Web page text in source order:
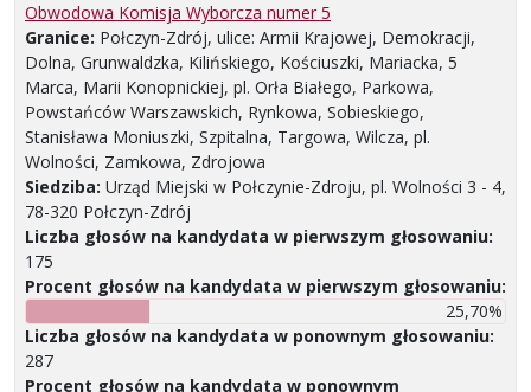
Obwodowa Komisja Wyborcza numer 5
Granice: Połczyn-Zdrój, ulice: Armii Krajowej, Demokracji,
Dolna, Grunwaldzka, Kilińskiego, Kościuszki, Mariacka, 5
Marca, Marii Konopnickiej, pl. Orła Białego, Parkowa,
Powstańców Warszawskich, Rynkowa, Sobieskiego,
Stanisława Moniuszki, Szpitalna, Targowa, Wilcza, pl.
Wolności, Zamkowa, Zdrojowa
Siedziba: Urząd Miejski w Połczynie-Zdroju, pl. Wolności 3 - 4,
78-320 Połczyn-Zdrój
Liczba głosów na kandydata w pierwszym głosowaniu:
175
Procent głosów na kandydata w pierwszym głosowaniu:
25,70%
Liczba głosów na kandydata w ponownym głosowaniu:
287
Procent głosów na kandydata w ponownym